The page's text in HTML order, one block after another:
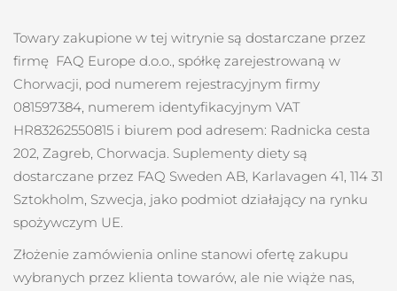
Towary zakupione w tej witrynie są dostarczane przez
firmę FAQ Europe d.o.o., spółkę zarejestrowaną w
Chorwacji, pod numerem rejestracyjnym firmy
081597384, numerem identyfikacyjnym VAT
HR83262550815 i biurem pod adresem: Radnicka cesta
202, Zagreb, Chorwacja. Suplementy diety są
dostarczane przez FAQ Sweden AB, Karlavagen 41, 114 31
Sztokholm, Szwecja, jako podmiot działający na rynku
spożywczym UE.
Złożenie zamówienia online stanowi ofertę zakupu
wybranych przez klienta towarów, ale nie wiąże nas,
Arabia Saudyjska
Oczekiwany czas dostawy
8/10/26
Singapur
Oczekiwany czas dostawy
Słowacja
Słowenia
Oczekiwany czas dostawy
8/9/26
Republika
Południowej Afryki
Oczekiwany czas dostawy
8/17/26